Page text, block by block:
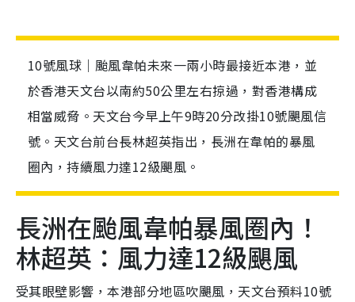
10號風球｜颱風韋帕未來一兩小時最接近本港，並
於香港天文台以南約50公里左右掠過，對香港構成
相當威脅。天文台今早上午9時20分改掛10號颶風信
號。天文台前台長林超英指出，長洲在韋帕的暴風
圈內，持續風力達12級颶風。
長洲在颱風韋帕暴風圈內！
林超英：風力達12級颶風
受其眼壁影響，本港部分地區吹颶風，天文台預料10號